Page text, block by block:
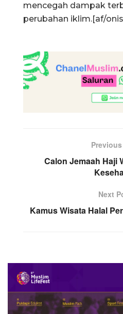
mencegah dampak
perubahan iklim.[af/
Calon Jemaah Haji
Next
Kamus Wisata Halal